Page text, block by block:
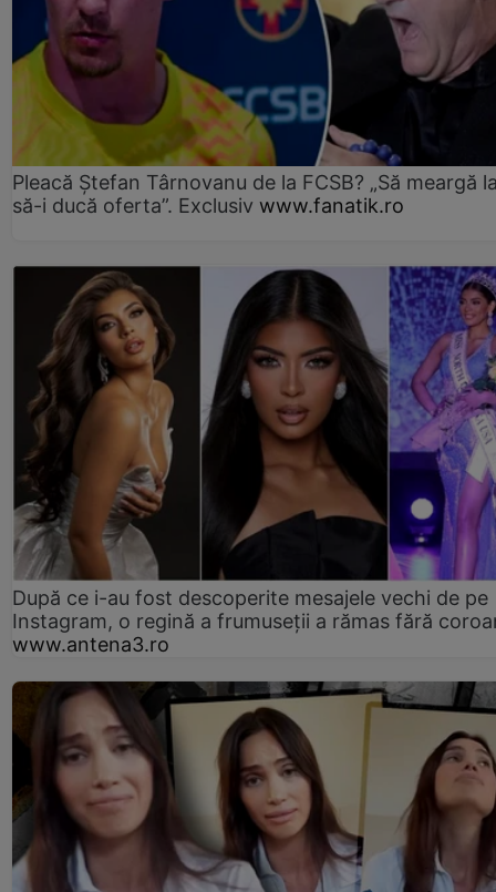
Pleacă Ștefan Târnovanu de la FCSB? „Să meargă
să-i ducă oferta”. Exclusiv www.fanatik.ro
După ce i-au fost descoperite mesajele vechi de pe
Instagram, o regină a frumuseții a rămas fără
www.antena3.ro